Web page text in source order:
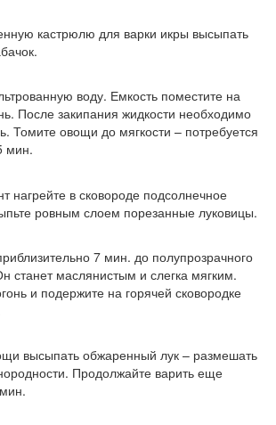
кастрюлю для варки икры высыпать
воду. Емкость поместите на
После закипания жидкости необходимо
Томите овощи до мягкости – потребуется
мин.
нагрейте в сковороде подсолнечное
ровным слоем порезанные луковицы.
7 мин. до полупрозрачного
станет маслянистым и слегка мягким.
и подержите на горячей сковородке
высыпать обжаренный лук – размешать
Продолжайте варить еще